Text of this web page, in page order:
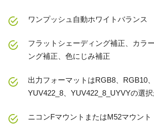
ワンプッシュ自動ホワイトバランス
フラットシェーディング補正、カラ
ング補正、色にじみ補正
出力フォーマットはRGB8、RGB10、
YUV422_8、YUV422_8_UYVYの選
ニコンFマウントまたはM52マウント